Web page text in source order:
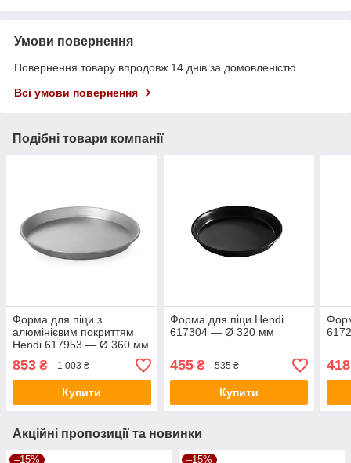
Умови повернення
Повернення товару впродовж 14 днів за домовленістю
Всі умови повернення
Подібні товари компанії
Форма для піци з
алюмінієвим покриттям
Hendi 617953 — Ø 360 мм
853 ₴ 1 003 ₴
Купити
Форма для піци Hendi
617304 — Ø 320 мм
455₴ 535 ₴
Купити
418
Акційні пропозиції та новинки
–15% –15%